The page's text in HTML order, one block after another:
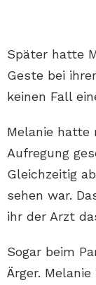
Später hatte
Geste bei
keinen Fall
Melanie hatte
Aufregung
Gleichzeitig
sehen war.
ihr der Arzt
Sogar beim
Ärger.